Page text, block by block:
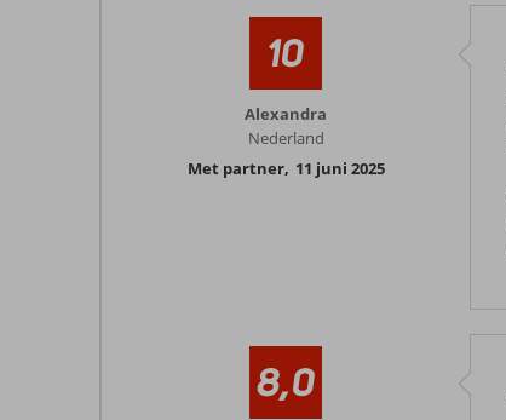
10
Alexandra
Nederland
Met partner, 11 juni 2025
8,0